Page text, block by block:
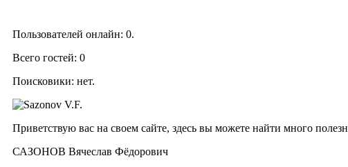
Пользователей онлайн: 0.
Всего гостей: 0
Поисковики: нет.
Приветствую вас на своем сайте, здесь вы можете найти много
САЗОНОВ Вячеслав Фёдорович